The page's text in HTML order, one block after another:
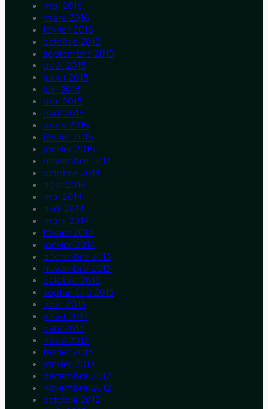
mai 2016
mars 2016
février 2016
octobre 2015
septembre 2015
août 2015
juillet 2015
juin 2015
mai 2015
avril 2015
mars 2015
février 2015
janvier 2015
novembre 2014
octobre 2014
août 2014
mai 2014
avril 2014
mars 2014
février 2014
janvier 2014
décembre 2013
novembre 2013
octobre 2013
septembre 2013
août 2013
juillet 2013
avril 2013
mars 2013
février 2013
janvier 2013
décembre 2012
novembre 2012
octobre 2012